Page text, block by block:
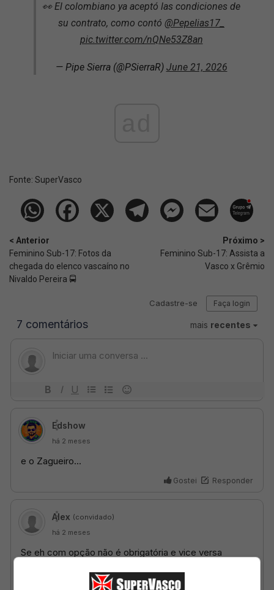
👀 El colombiano ya aceptó las condiciones de
su contrato, como contó @Pepelias17_
pic.twitter.com/nQNe53Z8an
— Pipe Sierra (@PSierraR) June 21, 2026
Fonte: SuperVasco‎‎‎‎‎‎
< Anterior
Feminino Sub-17: Fotos da
chegada do elenco vascaíno no
Nivaldo Pereira 🚍
Próximo >
Feminino Sub-17: Assista a
Vasco x Grêmio